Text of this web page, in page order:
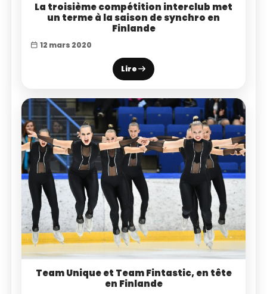
La troisième compétition interclub met
un terme à la saison de synchro en
Finlande
12 mars 2020
Lire
Team Unique et Team Fintastic, en tête
en Finlande